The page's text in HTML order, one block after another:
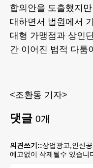
합의안을 도출했지
대하면서 법원에서
대형 가맹점과 상인
간 이어진 법적 다툼
<조환동 기자>
댓글 0개
의견쓰기::상업광고,인신
예고없이 삭제될수 있습니